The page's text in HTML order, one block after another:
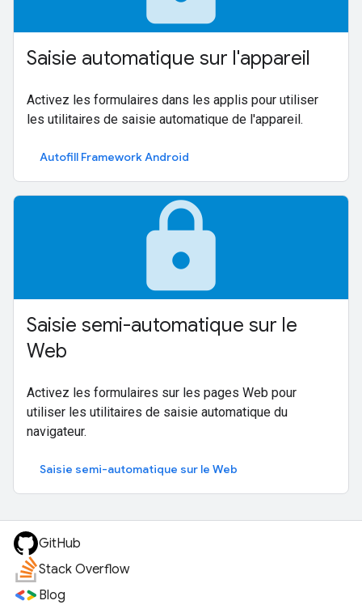
Saisie automatique sur l'appareil
Activez les formulaires dans les applis pour utiliser
les utilitaires de saisie automatique de l'appareil.
Autofill Framework Android
lock
Saisie semi-automatique sur le
Web
Activez les formulaires sur les pages Web pour
utiliser les utilitaires de saisie automatique du
navigateur.
Saisie semi-automatique sur le Web
GitHub
Stack Overflow
Blog